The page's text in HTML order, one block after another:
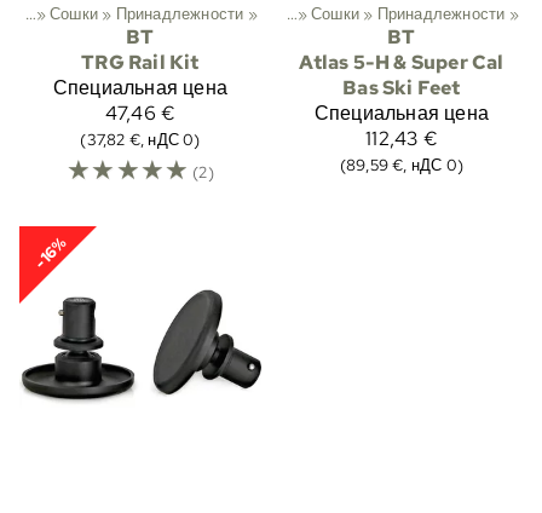
‪»Сошки ‪» Принадлежности ‪»
BT
TRG Rail Kit
Специальная цена
47,46 €
(37,82 €, нДС 0)
☆☆☆☆☆ (2)
Спортивный‪» Охота ‪»Сошки ‪» Принадлежности ‪»
BT
Atlas 5-H & Super Cal
Bas Ski Feet
Специальная цена
112,43 €
(89,59 €, нДС 0)
-16%